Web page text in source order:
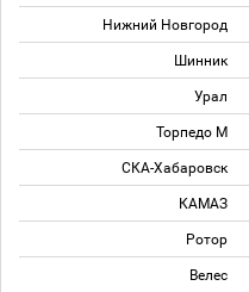
Нижний Новгород
Шинник
Урал
Торпедо М
СКА-Хабаровск
КАМАЗ
Ротор
Велес